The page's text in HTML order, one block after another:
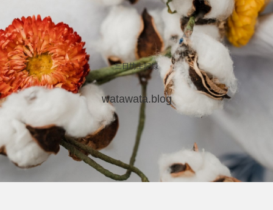
三日坊主記録
watawata.blog